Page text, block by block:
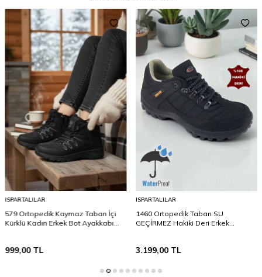
ISPARTALILAR
579 Ortopedik Kaymaz Taban İçi
Kürklü Kadın Erkek Bot Ayakkabı
999,00TL
ISPARTALILAR
1460 Ortopedik Taban SU
GEÇİRMEZ Hakiki Deri Erkek
3.199,00TL